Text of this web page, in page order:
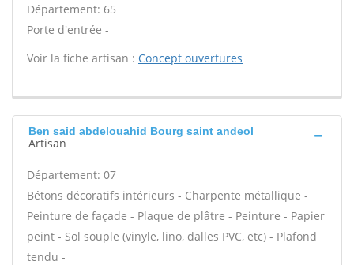
Département: 65
Porte d'entrée -
Voir la fiche artisan : Concept ouvertures
Ben said abdelouahid Bourg saint andeol
Artisan
Département: 07
Bétons décoratifs intérieurs - Charpente métallique -
Peinture de façade - Plaque de plâtre - Peinture - Papier
peint - Sol souple (vinyle, lino, dalles PVC, etc) - Plafond
tendu -